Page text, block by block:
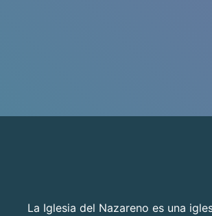
La Iglesia del Nazareno es una